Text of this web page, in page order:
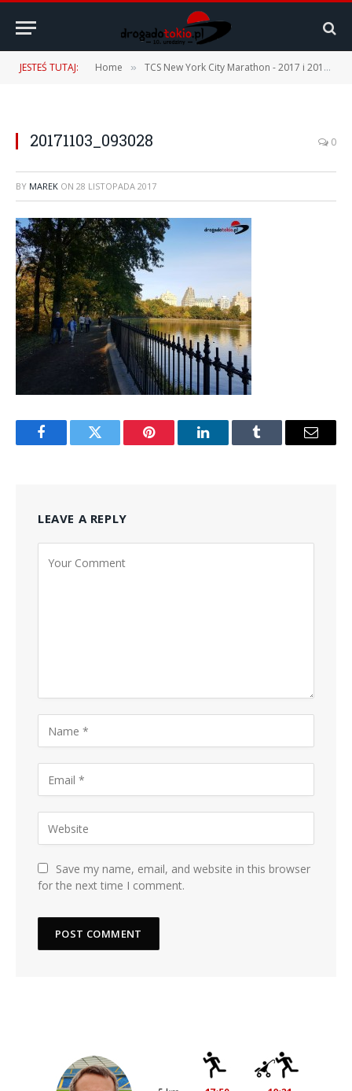
JESTEŚ TUTAJ: Home » TCS New York City Marathon - 2017 i 2019
20171103_093028 0
BY MAREK ON 28 LISTOPADA 2017
FacebookTwitter Pinterest LinkedInTumblr Email
LEAVE A REPLY
Save my name, email, and website in this browser
for the next time I comment.